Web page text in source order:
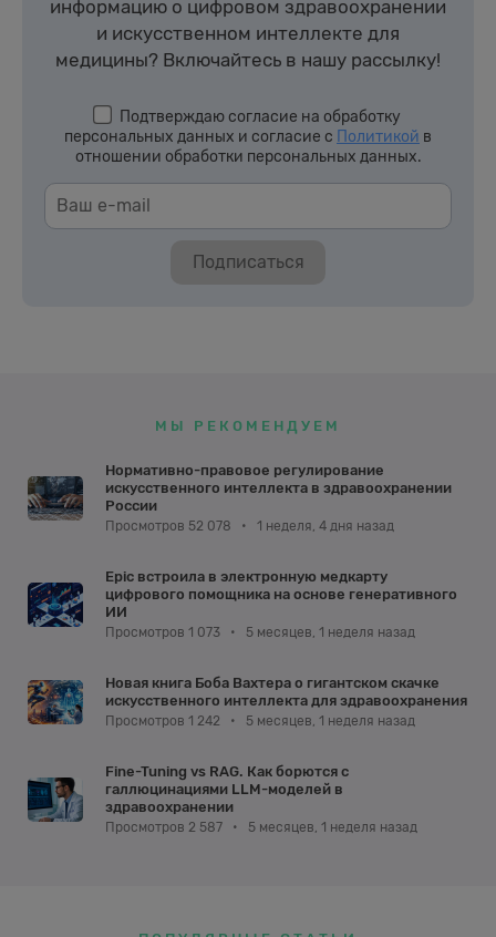
информацию о цифровом здравоохранении
и искусственном интеллекте для
медицины? Включайтесь в нашу рассылку!
Подтверждаю согласие на обработку
персональных данных и согласие с Политикой в
отношении обработки персональных данных.
Подписаться
МЫ РЕКОМЕНДУЕМ
Нормативно-правовое регулирование
искусственного интеллекта в здравоохранении
России
Просмотров 52 078 • 1 неделя, 4 дня назад
Epic встроила в электронную медкарту
цифрового помощника на основе генеративного
ИИ
Просмотров 1 073 • 5 месяцев, 1 неделя назад
Новая книга Боба Вахтера о гигантском скачке
искусственного интеллекта для здравоохранения
Просмотров 1 242 • 5 месяцев, 1 неделя назад
Fine-Tuning vs RAG. Как борются с
галлюцинациями LLM-моделей в
здравоохранении
Просмотров 2 587 • 5 месяцев, 1 неделя назад